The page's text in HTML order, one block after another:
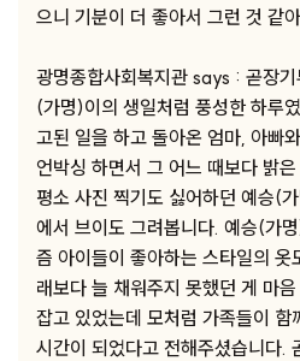
으니 기분이 더 좋아서 그런 것 같
광명종합사회복지관 says : 곧장
(가명)이의 생일처럼 풍성한 하루
고된 일을 하고 돌아온 엄마, 아빠
언박싱 하면서 그 어느 때보다 밝
평소 사진 찍기도 싫어하던 예승(
에서 브이도 그려봅니다. 예승(가
즘 아이들이 좋아하는 스타일의 옷
래보다 늘 채워주지 못했던 게 마
잡고 있었는데 모처럼 가족들이 함
시간이 되었다고 전해주셨습니다.